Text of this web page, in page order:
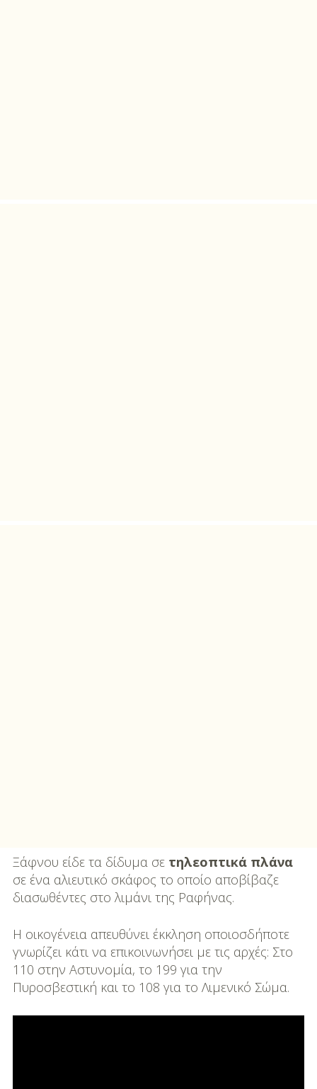
Ξάφνου είδε τα δίδυμα σε τηλεοπτικά πλάνα
σε ένα αλιευτικό σκάφος το οποίο αποβίβαζε
διασωθέντες στο λιμάνι της Ραφήνας.
Η οικογένεια απευθύνει έκκληση οποιοσδήποτε
γνωρίζει κάτι να επικοινωνήσει με τις αρχές: Στο
110 στην Αστυνομία, το 199 για την
Πυροσβεστική και το 108 για το Λιμενικό Σώμα.